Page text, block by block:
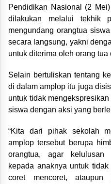
Pendidikan Nasional (2
dilakukan melalui tekhik
mengundang orangtua
secara langsung, yakni
untuk diterima oleh orang tua
Selain bertuliskan tentang
di dalam amplop itu juga
untuk tidak
siswa dengan aksi yang
“Kita dari pihak sekolah
amplop tersebut berupa
orangtua, agar kelulusan
kepada anaknya untuk
coret mencoret,